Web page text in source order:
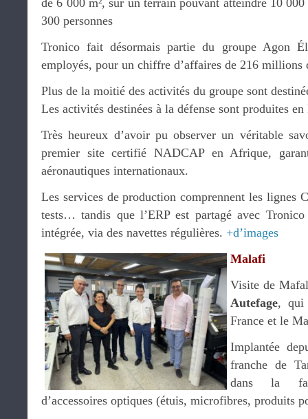
de 6 000 m², sur un terrain pouvant atteindre 10
300 personnes
Tronico fait désormais partie du groupe Agon
employés, pour un chiffre d’affaires de 216 millions
Plus de la moitié des activités du groupe sont
Les activités destinées à la défense sont produites en
Très heureux d’avoir pu observer un véritable
premier site certifié NADCAP en Afrique,
aéronautiques internationaux.
Les services de production comprennent les lignes
tests… tandis que l’ERP est partagé avec
intégrée, via des navettes régulières. +d’images
Malafi
Visite de
Autefage, qui
France et le
Implantée
franche de
dans la
d’accessoires optiques (étuis, microfibres, produits